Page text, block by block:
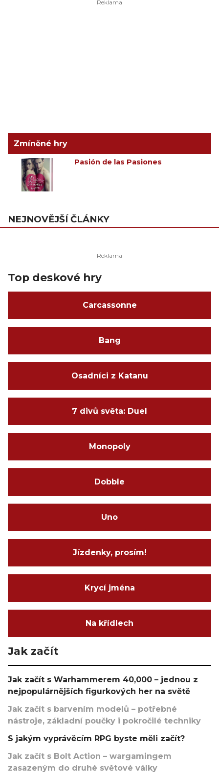
Zmíněné hry
Pasión de las Pasiones
NEJNOVĚJŠÍ ČLÁNKY
Top deskové hry
Carcassonne
Bang
Osadníci z Katanu
7 divů světa: Duel
Monopoly
Dobble
Uno
Jízdenky, prosím!
Krycí jména
Na křídlech
Jak začít
Jak začít s Warhammerem 40,000 – jednou z
nejpopulárnějších figurkových her na světě
Jak začít s barvením modelů – potřebné
nástroje, základní poučky i pokročilé techniky
S jakým vyprávěcím RPG byste měli začít?
Jak začít s Bolt Action – wargamingem
zasazeným do druhé světové války